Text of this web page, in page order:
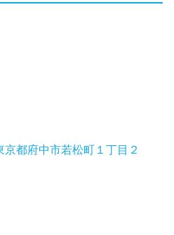
都府中市若松町１丁目２